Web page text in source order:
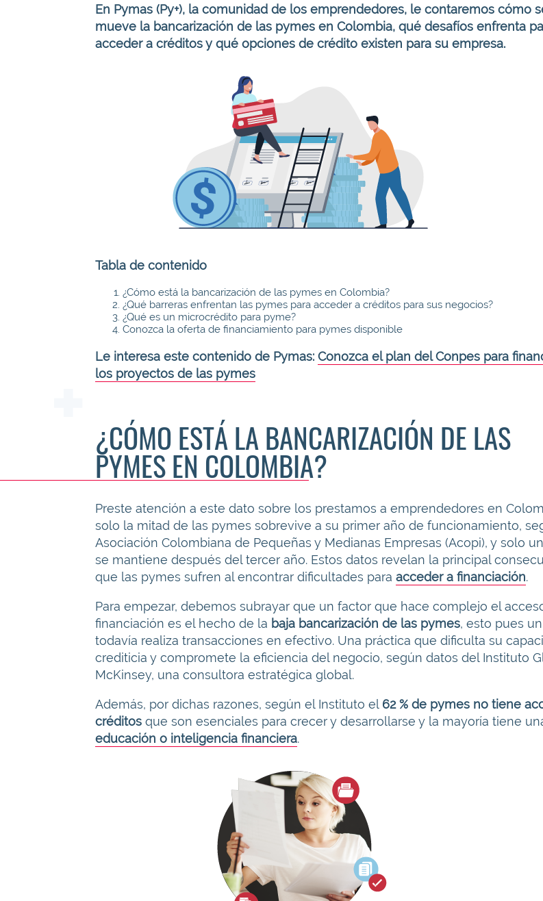
En Pymas (Py+), la comunidad de los emprendedores, le contaremos cómo
mueve la bancarización de las pymes en Colombia, qué desafíos enfrenta
acceder a créditos y qué opciones de crédito existen para su empresa.
Tabla de contenido
¿Cómo está la bancarización de las pymes en Colombia?
¿Qué barreras enfrentan las pymes para acceder a créditos para sus negocios?
¿Qué es un microcrédito para pyme?
Conozca la oferta de financiamiento para pymes disponible
Le interesa este contenido de Pymas: Conozca el plan del Conpes para
los proyectos de las pymes
¿CÓMO ESTÁ LA BANCARIZACIÓN DE LAS
PYMES EN COLOMBIA?
Preste atención a este dato sobre los prestamos a emprendedores en
solo la mitad de las pymes sobrevive a su primer año de funcionamiento,
Asociación Colombiana de Pequeñas y Medianas Empresas (Acopi), y solo un
se mantiene después del tercer año. Estos datos revelan la principal
que las pymes sufren al encontrar dificultades para acceder a financiación.
Para empezar, debemos subrayar que un factor que hace complejo el
financiación es el hecho de la baja bancarización de las pymes, esto pues un
todavía realiza transacciones en efectivo. Una práctica que dificulta su
crediticia y compromete la eficiencia del negocio, según datos del Instituto
McKinsey, una consultora estratégica global.
Además, por dichas razones, según el Instituto el 62 % de pymes no tiene
créditos que son esenciales para crecer y desarrollarse y la mayoría tiene
educación o inteligencia financiera.